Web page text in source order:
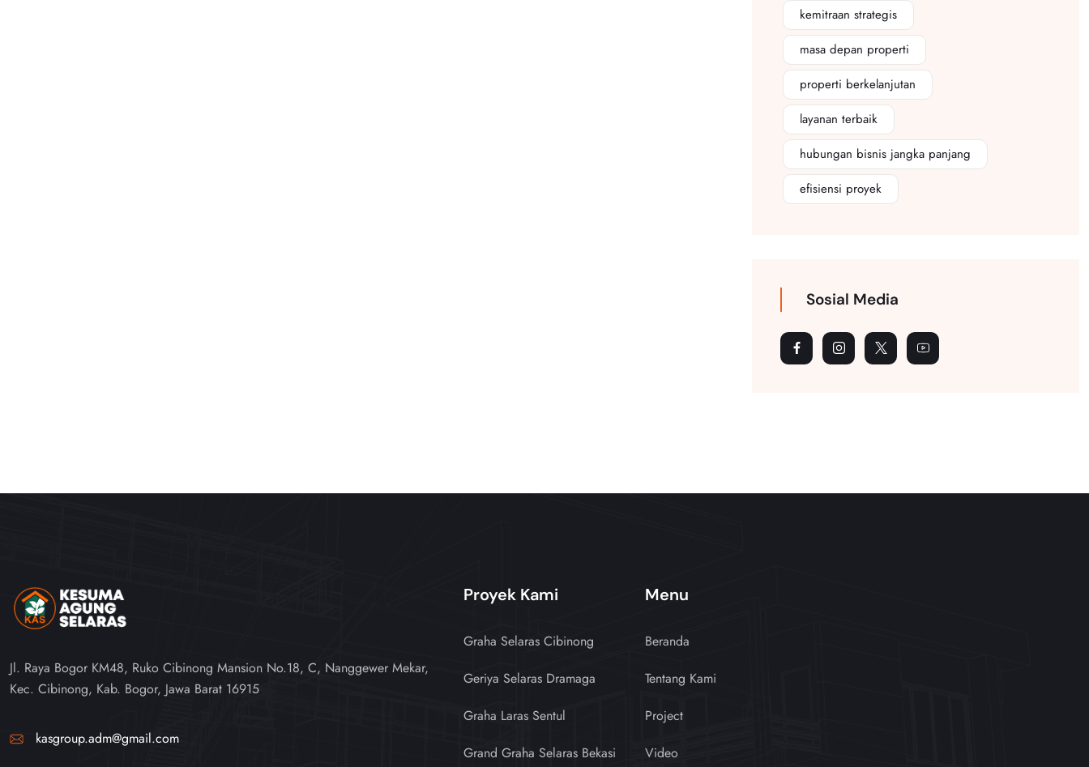
kemitraan strategis
masa depan properti
properti berkelanjutan
layanan terbaik
hubungan bisnis jangka panjang
efisiensi proyek
Sosial Media
Jl. Raya Bogor KM48, Ruko Cibinong Mansion No.18, C, Nanggewer Mekar,
Kec. Cibinong, Kab. Bogor, Jawa Barat 16915
kasgroup.adm@gmail.com
Proyek Kami
Graha Selaras Cibinong
Geriya Selaras Dramaga
Graha Laras Sentul
Grand Graha Selaras Bekasi
Menu
Beranda
Tentang Kami
Project
Video